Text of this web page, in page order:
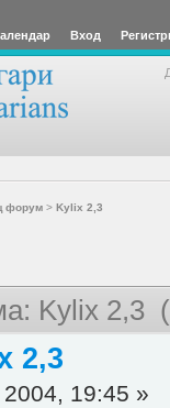
Вход
форум> Kylix 2,3
Kylix 2,3
2,3
19:45 »